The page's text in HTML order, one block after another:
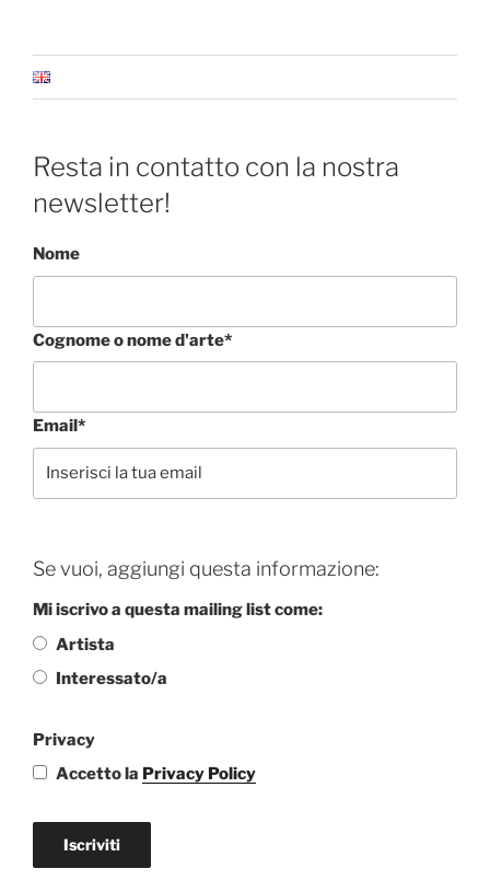
Resta in contatto con la nostra
newsletter!
Nome
Cognome o nome d'arte*
Email*
Se vuoi, aggiungi questa informazione:
Mi iscrivo a questa mailing list come:
Artista
Interessato/a
Privacy
Accetto la Privacy Policy
Iscriviti